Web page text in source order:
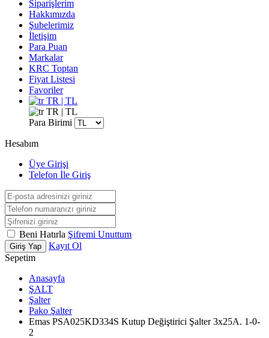
Siparişlerim
Hakkımızda
Şubelerimiz
İletişim
Para Puan
Markalar
KRC Toptan
Fiyat Listesi
Favoriler
TR | TL
TR | TL
Para Birimi
Hesabım
Üye Girişi
Telefon İle Giriş
Beni Hatırla Şifremi Unuttum
Giriş Yap
Kayıt Ol
Sepetim
Anasayfa
ŞALT
Şalter
Pako Şalter
Emas PSA025KD334S Kutup Değiştirici Şalter 3x25A. 1-0-
2